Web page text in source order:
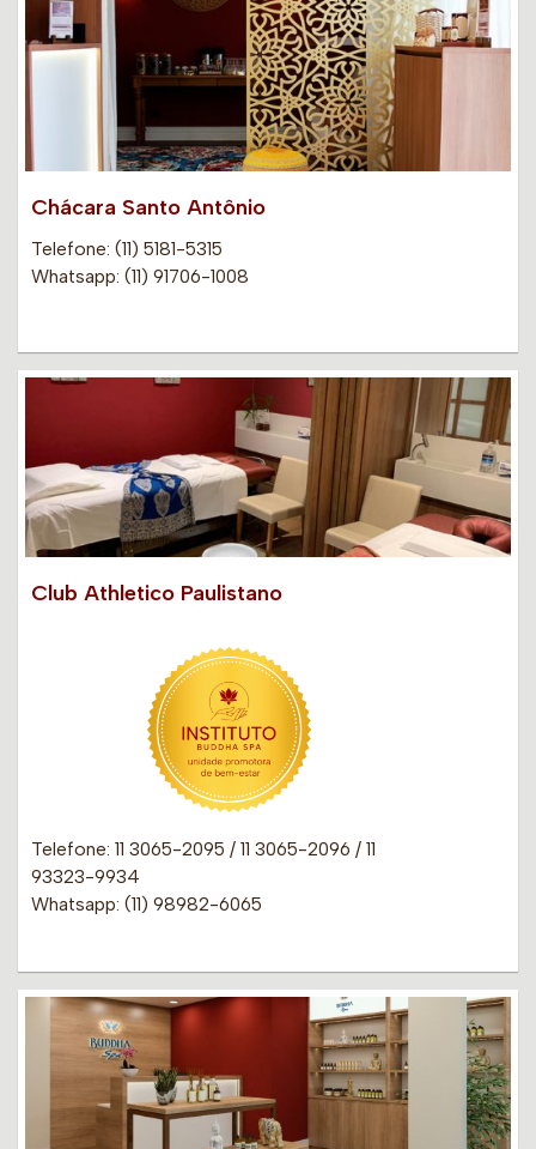
Chácara Santo Antônio
Telefone: (11) 5181-5315
Whatsapp: (11) 91706-1008
Club Athletico Paulistano
Telefone: 11 3065-2095 / 11 3065-2096 / 11
93323-9934
Whatsapp: (11) 98982-6065